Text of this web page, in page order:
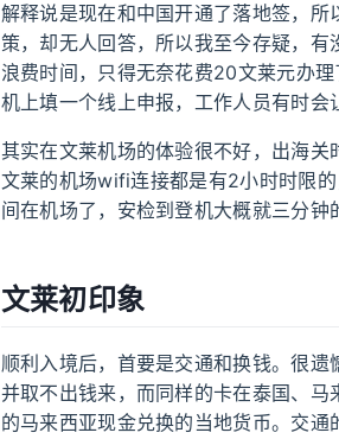
解释说是现在和中国开通了落地签，
策，却无人回答，所以我至今存疑，
浪费时间，只得无奈花费20文莱元办
机上填一个线上申报，工作人员有时会
其实在文莱机场的体验很不好，出海关
文莱的机场wifi连接都是有2小时时限
间在机场了，安检到登机大概就三分钟
文莱初印象
顺利入境后，首要是交通和换钱。很
并取不出钱来，而同样的卡在泰国、
的马来西亚现金兑换的当地货币。交